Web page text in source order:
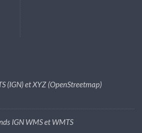
(IGN) et XYZ (OpenStreetmap)
IGN WMS et WMTS